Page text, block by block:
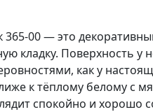
00 — это
кладку. Поверхность у
как у
к тёплому белому с
спокойно и хорошо